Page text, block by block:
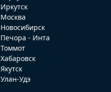
Иркутск
Москва
Новосибирск
Печора - Инта
Томмот
Хабаровск
Якутск
Улан-Удэ